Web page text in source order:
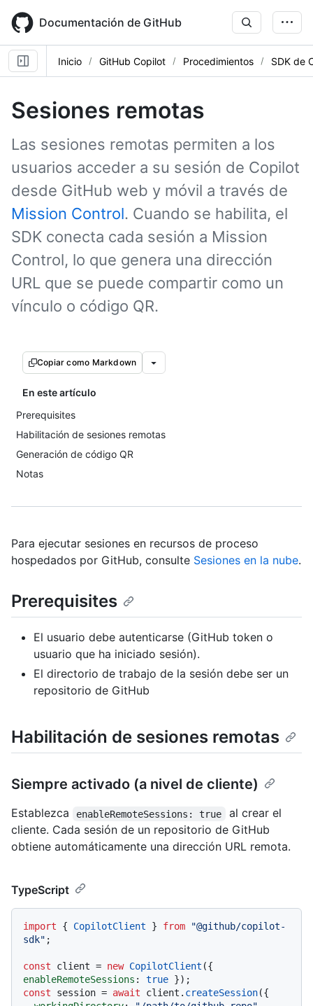
main
content
Documentación de GitHub
Inicio GitHub Copilot Procedimientos SDK de
Sesiones remotas
Las sesiones remotas permiten a los
usuarios acceder a su sesión de Copilot
desde GitHub web y móvil a través de
Mission Control. Cuando se habilita, el
SDK conecta cada sesión a Mission
Control, lo que genera una dirección
URL que se puede compartir como un
vínculo o código QR.
Copiar como Markdown
En este artículo
Prerequisites
Habilitación de sesiones remotas
Generación de código QR
Notas
Para ejecutar sesiones en recursos de proceso
hospedados por GitHub, consulte Sesiones en la nube.
Prerequisites
El usuario debe autenticarse (GitHub token o
usuario que ha iniciado sesión).
El directorio de trabajo de la sesión debe ser un
repositorio de GitHub
Habilitación de sesiones remotas
Siempre activado (a nivel de cliente)
Establezca enableRemoteSessions: true
al crear el
cliente. Cada sesión de un repositorio de GitHub
obtiene automáticamente una dirección URL remota.
TypeScript
import { CopilotClient } from
"@github/copilot-
sdk" ;
const client = new CopilotClient
enableRemoteSessions : true
const session = await client. createSession({